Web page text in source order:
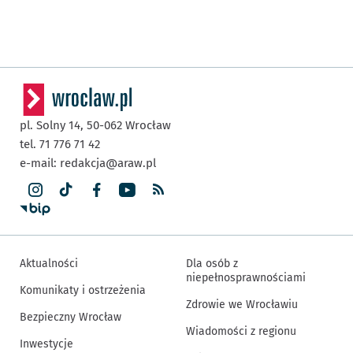
pl. Solny 14, 50-062 Wrocław
tel. 71 776 71 42
e-mail: redakcja@araw.pl
Aktualności
Komunikaty i ostrzeżenia
Bezpieczny Wrocław
Inwestycje
Dla osób z
niepełnosprawnościami
Zdrowie we Wrocławiu
Wiadomości z regionu